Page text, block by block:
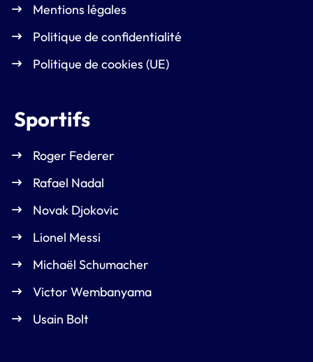
Mentions légales
Politique de confidentialité
Politique de cookies (UE)
Sportifs
Roger Federer
Rafael Nadal
Novak Djokovic
Lionel Messi
Michaël Schumacher
Victor Wembanyama
Usain Bolt